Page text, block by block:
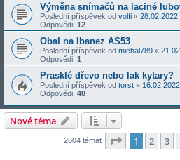
Výměna snímačů na laciné
Poslední příspěvek od volfi « 28.02.2022
Odpovědi: 12
Obal na Ibanez AS53
Poslední příspěvek od michal789 «
Odpovědi: 1
Prasklé dřevo nebo lak kytary?
Poslední příspěvek od torst «
Odpovědi: 48
Nové téma
2604 témat Stránka z
1 2 3